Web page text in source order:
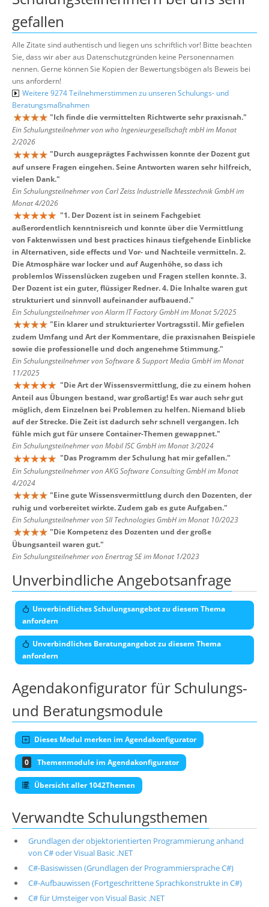
gefallen
Alle Zitate sind authentisch und liegen uns schriftlich vor! Bitte beachten
Sie, dass wir aber aus Datenschutzgründen keine Personennamen
nennen. Gerne können Sie Kopien der Bewertungsbögen als Beweis bei
uns anfordern!
Weitere 9274 Teilnehmerstimmen zu unseren Schulungs- und
Beratungsmaßnahmen
"Ich finde die vermittelten Richtwerte sehr praxisnah."
Ein Schulungsteilnehmer von who Ingenieurgesellschaft mbH im Monat
2/2026
"Durch ausgeprägtes Fachwissen konnte der Dozent gut
auf unsere Fragen eingehen. Seine Antworten waren sehr hilfreich,
vielen Dank."
Ein Schulungsteilnehmer von Carl Zeiss Industrielle Messtechnik GmbH im
Monat 4/2026
"1. Der Dozent ist in seinem Fachgebiet
außerordentlich kenntnisreich und konnte über die Vermittlung
von Faktenwissen und best practices hinaus tiefgehende Einblicke
in Alternativen, side effects und Vor- und Nachteile vermitteln. 2.
Die Atmosphäre war locker und auf Augenhöhe, so dass ich
problemlos Wissenslücken zugeben und Fragen stellen konnte. 3.
Der Dozent ist ein guter, flüssiger Redner. 4. Die Inhalte waren gut
strukturiert und sinnvoll aufeinander aufbauend."
Ein Schulungsteilnehmer von Alarm IT Factory GmbH im Monat 5/2025
"Ein klarer und strukturierter Vortragsstil. Mir gefielen
zudem Umfang und Art der Kommentare, die praxisnahen Beispiele
sowie die professionelle und doch angenehme Stimmung."
Ein Schulungsteilnehmer von Software & Support Media GmbH im Monat
11/2025
"Die Art der Wissensvermittlung, die zu einem hohen
Anteil aus Übungen bestand, war großartig! Es war auch sehr gut
möglich, dem Einzelnen bei Problemen zu helfen. Niemand blieb
auf der Strecke. Die Zeit ist dadurch sehr schnell vergangen. Ich
fühle mich gut für unsere Container-Themen gewappnet."
Ein Schulungsteilnehmer von Mobil ISC GmbH im Monat 3/2024
"Das Programm der Schulung hat mir gefallen."
Ein Schulungsteilnehmer von AKG Software Consulting GmbH im Monat
4/2024
"Eine gute Wissensvermittlung durch den Dozenten, der
ruhig und vorbereitet wirkte. Zudem gab es gute Aufgaben."
Ein Schulungsteilnehmer von SII Technologies GmbH im Monat 10/2023
"Die Kompetenz des Dozenten und der große
Übungsanteil waren gut."
Ein Schulungsteilnehmer von Enertrag SE im Monat 1/2023
Unverbindliche Angebotsanfrage
Unverbindliches Schulungsangebot zu diesem Thema
anfordern
Unverbindliches Beratungangebot zu diesem Thema
anfordern
Agendakonfigurator für Schulungs-
und Beratungsmodule
Dieses Modul merken im Agendakonfigurator
0 Themenmodule im Agendakonfigurator
Übersicht aller 1042Themen
Verwandte Schulungsthemen
Grundlagen der objektorientierten Programmierung anhand
von C# oder Visual Basic .NET
C#-Basiswissen (Grundlagen der Programmiersprache C#)
C#-Aufbauwissen (Fortgeschrittene Sprachkonstrukte in C#)
C# für Umsteiger von Visual Basic .NET